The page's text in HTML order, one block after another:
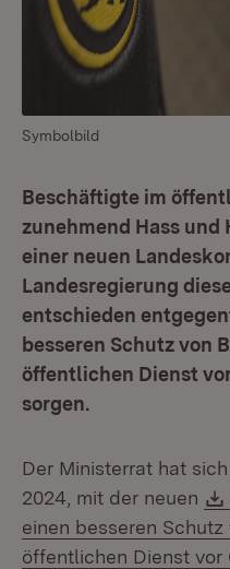
Symbolbild
Beschäftigte im
zunehmend Hass und
einer neuen
Landesregierung
entschieden
besseren Schutz von
öffentlichen Dienst
sorgen.
Der Ministerrat hat
2024, mit der neuen
einen besseren
öffentlichen Dienst